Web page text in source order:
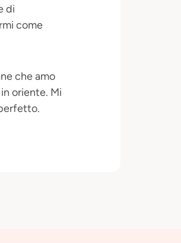
di
come
che amo
oriente. Mi